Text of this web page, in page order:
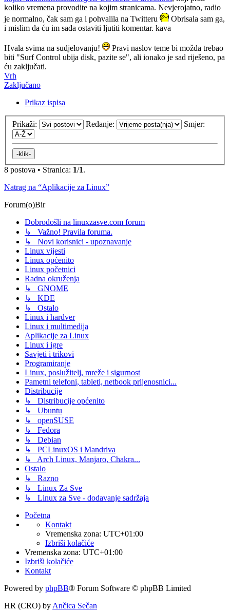
koliko vremena provodite na kojim stranicama. Nevjerojatno, radio
je normalno, čak sam ga i pohvalila na Twitteru
Obrisala sam ga,
i mislim da ću im sada ostaviti ljutiti komentar. kava
Hvala svima na sudjelovanju!
Pravi naslov teme bi možda trebao
biti "Surf Control ubija disk, pazite se", ali ionako je sad riješeno, pa
ću zaključati.
Vrh
Zaključano
Prikaz ispisa
Prikaži: Redanje: Smjer:
8 postova • Stranica: 1/1.
Natrag na “Aplikacije za Linux”
Forum(o)Bir
Dobrodošli na linuxzasve.com forum
↳ Važno! Pravila foruma.
↳ Novi korisnici - upoznavanje
Linux vijesti
Linux općenito
Linux početnici
Radna okruženja
↳ GNOME
↳ KDE
↳ Ostalo
Linux i hardver
Linux i multimedija
Aplikacije za Linux
Linux i igre
Savjeti i trikovi
Programiranje
Linux, poslužitelj, mreže i sigurnost
Pametni telefoni, tableti, netbook prijenosnici...
Distribucije
↳ Distribucije općenito
↳ Ubuntu
↳ openSUSE
↳ Fedora
↳ Debian
↳ PCLinuxOS i Mandriva
↳ Arch Linux, Manjaro, Chakra...
Ostalo
↳ Razno
↳ Linux Za Sve
↳ Linux za Sve - dodavanje sadržaja
Početna
Kontakt
Vremenska zona: UTC+01:00
Izbriši kolačiće
Vremenska zona: UTC+01:00
Izbriši kolačiće
Kontakt
Powered by phpBB® Forum Software © phpBB Limited
HR (CRO) by Ančica Sečan